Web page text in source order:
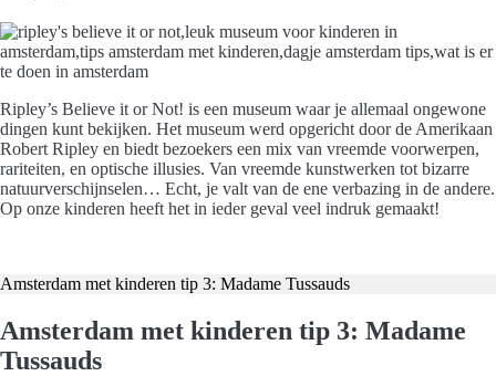
Ripley’s Believe it or Not! is een museum waar je allemaal ongewone
dingen kunt bekijken. Het museum werd opgericht door de Amerikaan
Robert Ripley en biedt bezoekers een mix van vreemde voorwerpen,
rariteiten, en optische illusies. Van vreemde kunstwerken tot bizarre
natuurverschijnselen… Echt, je valt van de ene verbazing in de andere.
Op onze kinderen heeft het in ieder geval veel indruk gemaakt!
Amsterdam met kinderen tip 3: Madame Tussauds
Amsterdam met kinderen tip 3: Madame
Tussauds